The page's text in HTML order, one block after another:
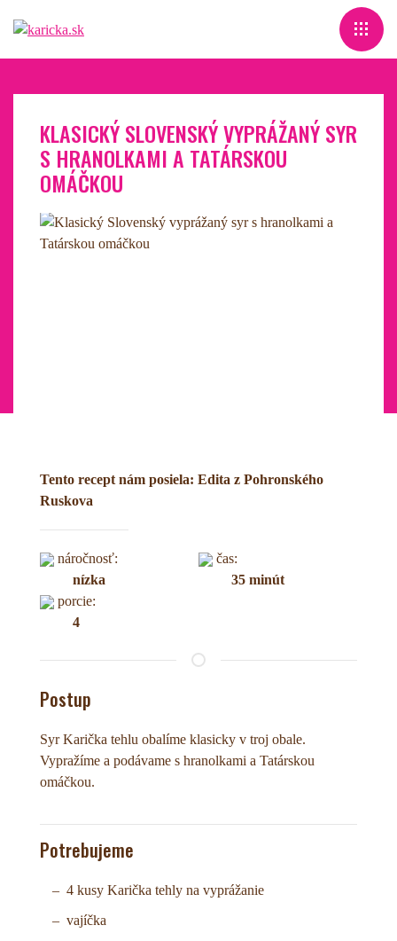
KLASICKÝ SLOVENSKÝ VYPRÁŽANÝ SYR
S HRANOLKAMI A TATÁRSKOU
OMÁČKOU
Tento recept nám posiela: Edita z Pohronského
Ruskova
náročnosť:
nízka
čas:
35 minút
porcie:
4
Postup
Syr Karička tehlu obalíme klasicky v troj obale.
Vypražíme a podávame s hranolkami a Tatárskou
omáčkou.
Potrebujeme
4 kusy Karička tehly na vyprážanie
vajíčka